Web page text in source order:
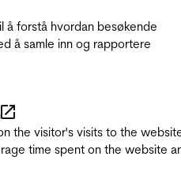
å forstå hvordan besøkende
å samle inn og rapportere
the visitor's visits to the
time spent on the website